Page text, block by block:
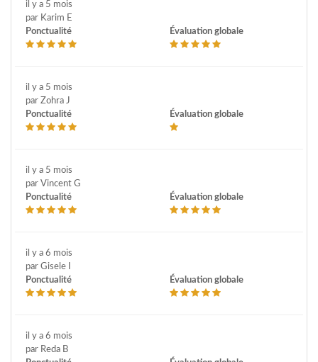
il y a 5 mois
par Karim E
Ponctualité
Évaluation globale
il y a 5 mois
par Zohra J
Ponctualité
Évaluation globale
il y a 5 mois
par Vincent G
Ponctualité
Évaluation globale
il y a 6 mois
par Gisele I
Ponctualité
Évaluation globale
il y a 6 mois
par Reda B